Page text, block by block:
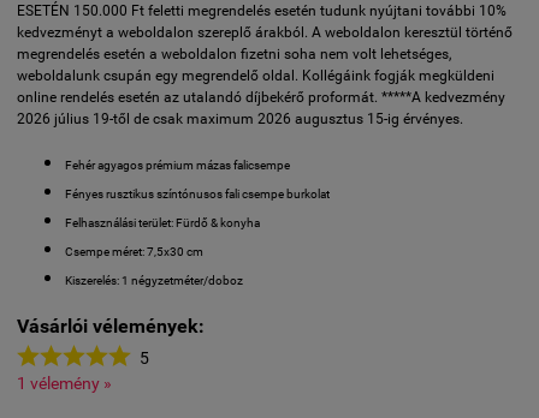
ESETÉN 150.000 Ft feletti megrendelés esetén tudunk nyújtani további 10%
kedvezményt a weboldalon szereplő árakból. A weboldalon keresztül történő
megrendelés esetén a weboldalon fizetni soha nem volt lehetséges,
weboldalunk csupán egy megrendelő oldal. Kollégáink fogják megküldeni
online rendelés esetén az utalandó díjbekérő proformát. *****A kedvezmény
2026 július 19-től de csak maximum 2026 augusztus 15-ig érvényes.
Fehér agyagos prémium mázas falicsempe
Fényes rusztikus színtónusos fali csempe burkolat
Felhasználási terület: Fürdő & konyha
Csempe méret: 7,5x30 cm
Kiszerelés: 1 négyzetméter/doboz
Vásárlói vélemények:
 5
1 vélemény »